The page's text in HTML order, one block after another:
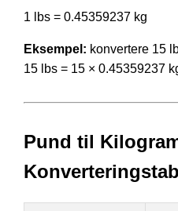
1 lbs = 0.45359237 kg
Eksempel: konvertere 15
15 lbs = 15 × 0.45359237
Pund til